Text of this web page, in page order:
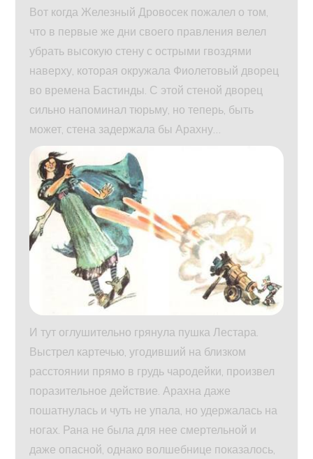
Вот когда Железный Дровосек пожалел о том,
что в первые же дни своего правления велел
убрать высокую стену с острыми гвоздями
наверху, которая окружала Фиолетовый дворец
во времена Бастинды. С этой стеной дворец
сильно напоминал тюрьму, но теперь, быть
может, стена задержала бы Арахну…
И тут оглушительно грянула пушка Лестара.
Выстрел картечью, угодивший на близком
расстоянии прямо в грудь чародейки, произвел
поразительное действие. Арахна даже
пошатнулась и чуть не упала, но удержалась на
ногах. Рана не была для нее смертельной и
даже опасной, однако волшебнице показалось,